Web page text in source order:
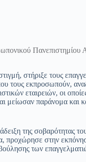
Πανεπιστημίου
στήριξε τους
τους εκπροσωπούν,
εταιρειών, οι
μείωσαν παράνομα και
της σοβαρότητας του
στην
των